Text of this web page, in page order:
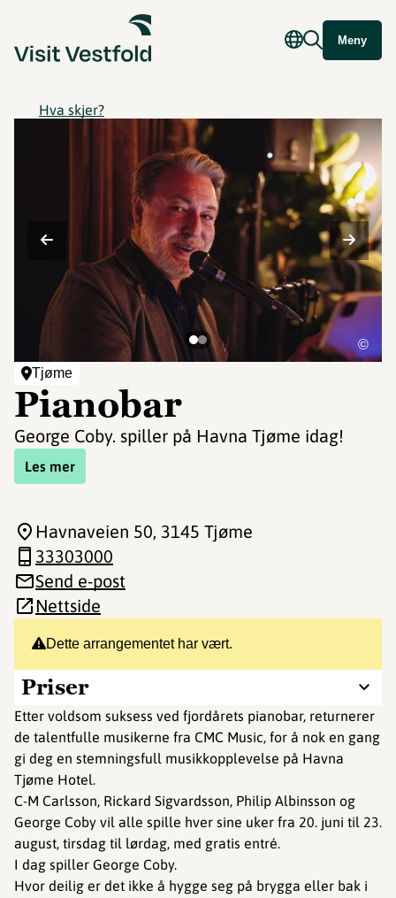
Meny
Hva skjer?
Tjøme
Pianobar
George Coby. spiller på Havna Tjøme idag!
Les mer
©
Dette arrangementet har vært.
Priser
Etter voldsom suksess ved fjordårets pianobar, returnerer
de talentfulle musikerne fra CMC Music, for å nok en gang
gi deg en stemningsfull musikkopplevelse på Havna
Tjøme Hotel.
C-M Carlsson, Rickard Sigvardsson, Philip Albinsson og
George Coby vil alle spille hver sine uker fra 20. juni til 23.
august, tirsdag til lørdag, med gratis entré.
I dag spiller George Coby.
Hvor deilig er det ikke å hygge seg på brygga eller bak i
Havnaveien 50, 3145 Tjøme
33303000
Send e-post
Nettside